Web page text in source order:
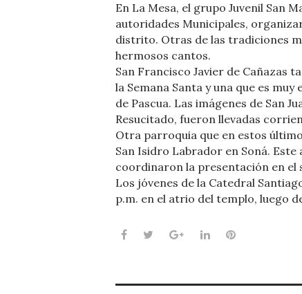
En La Mesa, el grupo Juvenil San
autoridades Municipales,
distrito. Otras de las tradiciones
hermosos cantos.
San Francisco Javier de Cañazas
la Semana Santa y una que es
de Pascua. Las imágenes de San
Resucitado, fueron llevadas
Otra parroquia que en estos
San Isidro Labrador en Soná.
coordinaron la presentación en el
Los jóvenes de la Catedral
p.m. en el atrio del templo, luego
Facebook
TwitterGoogle+LinkedInPinterest